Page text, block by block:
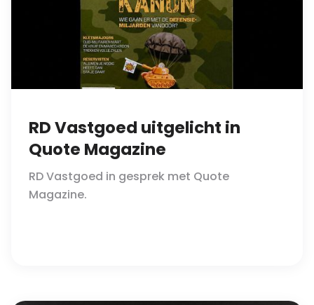
RD Vastgoed uitgelicht in
Quote Magazine
RD Vastgoed in gesprek met Quote
Magazine.